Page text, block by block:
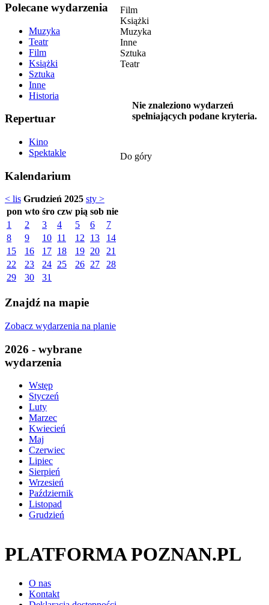
Polecane wydarzenia
Muzyka
Teatr
Film
Książki
Sztuka
Inne
Historia
Repertuar
Kino
Spektakle
Kalendarium
< lis Grudzień 2025 sty >
pon wto śro czw pią sob nie
1
2 3 4 5 6
7
8
9 10 11 12 13
14
15
16 17 18 19 20
21
22
23 24 25 26 27
28
29
30 31
Znajdź na mapie
Zobacz wydarzenia na planie
2026 - wybrane
wydarzenia
Wstęp
Styczeń
Luty
Marzec
Kwiecień
Maj
Czerwiec
Lipiec
Sierpień
Wrzesień
Październik
Listopad
Grudzień
Film
Książki
Muzyka
Inne
Sztuka
Teatr
Nie znaleziono wydarzeń
spełniających podane kryteria.
Do góry
PLATFORMA POZNAN.PL
O nas
Kontakt